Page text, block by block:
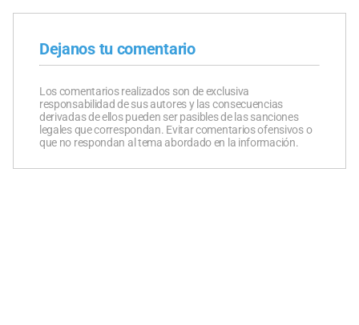
Dejanos tu comentario
Los comentarios realizados son de exclusiva
responsabilidad de sus autores y las consecuencias
derivadas de ellos pueden ser pasibles de las sanciones
legales que correspondan. Evitar comentarios ofensivos o
que no respondan al tema abordado en la información.